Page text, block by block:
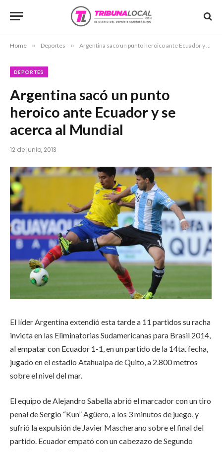
Home » Deportes » Argentina sacó un punto heroico ante Ecuador y se acerca al Mundial
DEPORTES
Argentina sacó un punto
heroico ante Ecuador y se
acerca al Mundial
12 de junio, 2013
El líder Argentina extendió esta tarde a 11 partidos su racha
invicta en las Eliminatorias Sudamericanas para Brasil 2014,
al empatar con Ecuador 1-1, en un partido de la 14ta. fecha,
jugado en el estadio Atahualpa de Quito, a 2.800 metros
sobre el nivel del mar.
El equipo de Alejandro Sabella abrió el marcador con un tiro
penal de Sergio “Kun” Agüero, a los 3 minutos de juego, y
sufrió la expulsión de Javier Mascherano sobre el final del
partido. Ecuador empató con un cabezazo de Segundo